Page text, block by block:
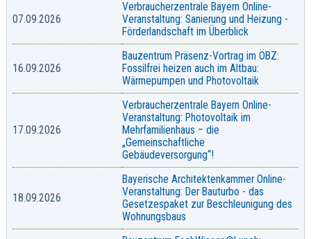
07.09.2026
Verbraucherzentrale Bayern Online-
Veranstaltung: Sanierung und Heizung -
Förderlandschaft im Überblick
16.09.2026
Bauzentrum Präsenz-Vortrag im ÖBZ:
Fossilfrei heizen auch im Altbau:
Wärmepumpen und Photovoltaik
17.09.2026
Verbraucherzentrale Bayern Online-
Veranstaltung: Photovoltaik im
Mehrfamilienhaus – die
„Gemeinschaftliche
Gebäudeversorgung“!
18.09.2026
Bayerische Architektenkammer Online-
Veranstaltung: Der Bauturbo - das
Gesetzespaket zur Beschleunigung des
Wohnungsbaus